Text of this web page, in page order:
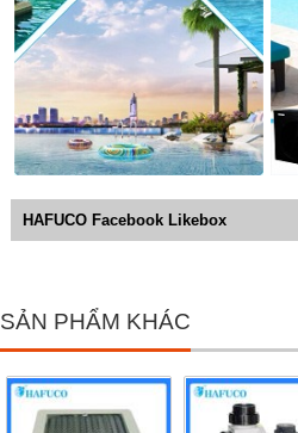
HAFUCO Facebook Likebox
SẢN PHẨM KHÁC